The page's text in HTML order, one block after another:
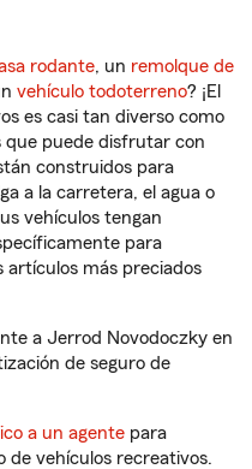
rodante, un remolque de
vehículo todoterreno? ¡El
es casi tan diverso como
que puede disfrutar con
construidos para
a la carretera, el agua o
vehículos tengan
para
artículos más preciados
a Jerrod Novodoczky en
de seguro de
a un agente para
de vehículos recreativos.